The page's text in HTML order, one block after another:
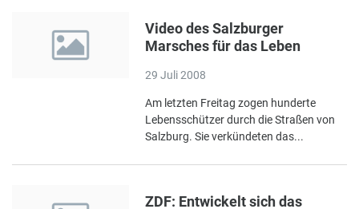
Video des Salzburger
Marsches für das Leben
29 Juli 2008
Am letzten Freitag zogen hunderte
Lebensschützer durch die Straßen von
Salzburg. Sie verkündeten das...
ZDF: Entwickelt sich das